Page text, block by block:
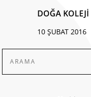
DOĞA KOLEJİ
10 ŞUBAT 2016